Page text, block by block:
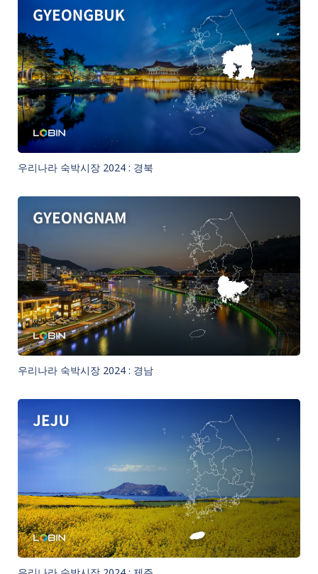
우리나라 숙박시장 2024 : 경북
우리나라 숙박시장 2024 : 경남